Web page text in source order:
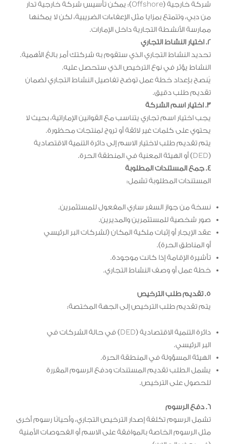
شركة خارجية (Offshore): يمكن تأسيس شركة خارجية تدار
من دبي، وتتمتع بمزايا مثل الإعفاءات الضريبية، لكن لا يمكنها
ممارسة الأنشطة التجارية داخل الإمارات.
2. اختيار النشاط التجاري
تحديد النشاط التجاري الذي ستقوم به شركتك أمر بالغ الأهمية.
النشاط يؤثر في نوع الترخيص الذي ستحصل عليه.
يُنصح بإعداد خطة عمل توضح تفاصيل النشاط التجاري لضمان
تقديم طلب دقيق.
3. اختيار اسم الشركة
يجب اختيار اسم تجاري يتناسب مع القوانين الإماراتية، بحيث لا
يحتوي على كلمات غير لائقة أو تروج لمنتجات محظورة.
يتم تقديم طلب لاختيار الاسم إلى دائرة التنمية الاقتصادية
(DED) أو الهيئة المعنية في المنطقة الحرة.
4. جمع المستندات المطلوبة
المستندات المطلوبة تشمل:
نسخة من جواز السفر ساري المفعول للمستثمرين.
صور شخصية للمستثمرين والمديرين.
عقد الإيجار أو إثبات ملكية المكان (لشركات البر الرئيسي
أو المناطق الحرة).
تأشيرة الإقامة إذا كانت موجودة.
خطة عمل أو وصف النشاط التجاري.
5. تقديم طلب الترخيص
يتم تقديم طلب الترخيص إلى الجهة المختصة:
دائرة التنمية الاقتصادية (DED) في حالة الشركات في
البر الرئيسي.
الهيئة المسؤولة في المنطقة الحرة.
يشمل الطلب تقديم المستندات ودفع الرسوم المقررة
للحصول على الترخيص.
6. دفع الرسوم
تشمل الرسوم تكلفة إصدار الترخيص التجاري، وأحيانًا رسوم أخرى
مثل الرسوم الخاصة بالموافقة على الاسم أو الفحوصات الأمنية